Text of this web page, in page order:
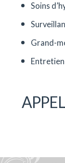
Soins
Grand-